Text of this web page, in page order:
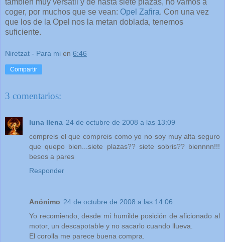
coger, por muchos que se vean: Opel Zafira. Con una vez
que los de la Opel nos la metan doblada, tenemos
suficiente.
Niretzat - Para mi en 6:46
Compartir
3 comentarios:
luna llena 24 de octubre de 2008 a las 13:09
compreis el que compreis como yo no soy muy alta seguro
que quepo bien...siete plazas?? siete sobris?? biennnn!!!
besos a pares
Responder
Anónimo 24 de octubre de 2008 a las 14:06
Yo recomiendo, desde mi humilde posición de aficionado al
motor, un descapotable y no sacarlo cuando llueva.
El corolla me parece buena compra.